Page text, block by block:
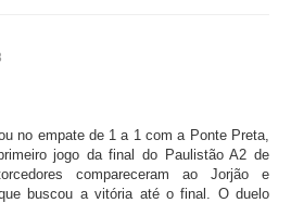
no empate de 1 a 1 com a Ponte Preta,
jogo da final do Paulistão A2 de
compareceram ao Jorjão e
buscou a vitória até o final. O duelo